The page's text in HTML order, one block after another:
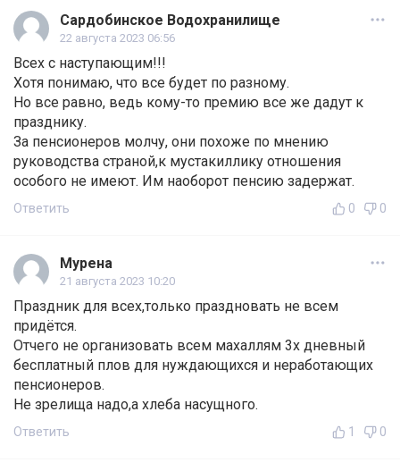
Сардобинское Водохранилище
22 августа 2023 06:56
Всех с наступающим!!!
Хотя понимаю, что все будет по разному.
Но все равно, ведь кому-то премию все же дадут к
празднику.
За пенсионеров молчу, они похоже по мнению
руководства страной,к мустакиллику отношения
особого не имеют. Им наоборот пенсию задержат.
Ответить 0 0
Мурена
21 августа 2023 10:20
Праздник для всех,только праздновать не всем
придётся.
Отчего не организовать всем махаллям 3х дневный
бесплатный плов для нуждающихся и неработающих
пенсионеров.
Не зрелища надо,а хлеба насущного.
Ответить 1 0